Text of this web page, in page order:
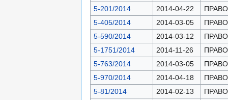
5-201/2014
2014-04-22
5-405/2014
2014-03-05
5-590/2014
2014-03-12
5-1751/2014
2014-11-26
5-763/2014
2014-03-05
5-970/2014
2014-04-18
5-81/2014
2014-02-13